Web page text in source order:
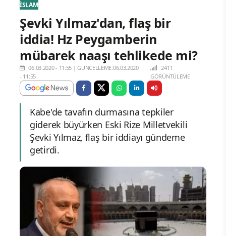
İSLAM
Şevki Yılmaz'dan, flaş bir
iddia! Hz Peygamberin
mübarek naaşı tehlikede mi?
06.03.2020 - 11:55 |GÜNCELLEME:06.03.2020
- 11:55
2411
GÖRÜNTÜLEME
Kabe'de tavafın durmasına tepkiler
giderek büyürken Eski Rize Milletvekili
Şevki Yılmaz, flaş bir iddiayı gündeme
getirdi.